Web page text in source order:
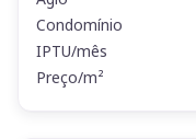
Condomínio
IPTU/mês
Preço/m²